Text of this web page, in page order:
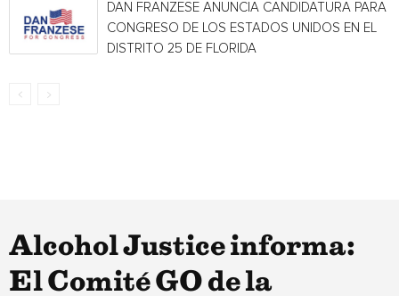
DAN FRANZESE ANUNCIA CANDIDATURA PARA
CONGRESO DE LOS ESTADOS UNIDOS EN EL
DISTRITO 25 DE FLORIDA
Alcohol Justice informa:
El Comité GO de la